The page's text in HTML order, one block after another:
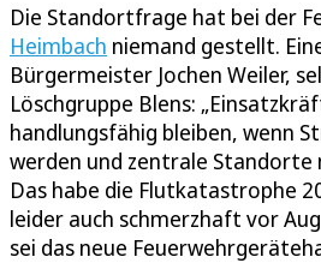
Die Standortfrage hat bei der
Heimbach niemand gestellt.
Bürgermeister Jochen Weiler,
Löschgruppe Blens:
handlungsfähig bleiben, wenn
werden und zentrale Standorte
Das habe die Flutkatastrophe
leider auch schmerzhaft vor
sei das neue